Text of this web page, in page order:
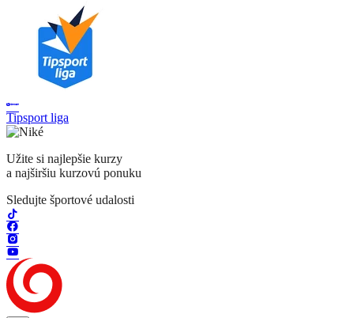
Tipsport liga
Užite si najlepšie kurzy
a najširšiu kurzovú ponuku
Sledujte športové udalosti